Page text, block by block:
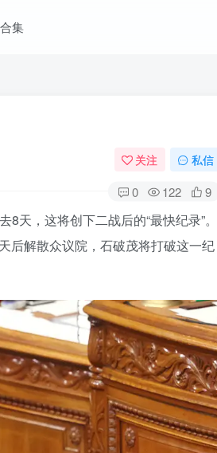
合集
关注 私信
0 122 9
8天，这将创下二战后的“最快纪录”。
后解散众议院，石破茂将打破这一纪